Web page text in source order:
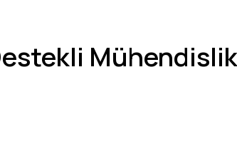
Mühendislik